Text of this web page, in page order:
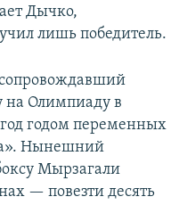
Дычко,
лишь победитель.
на Олимпиаду в
годом переменных
Нынешний
Мырзагали
— повезти десять